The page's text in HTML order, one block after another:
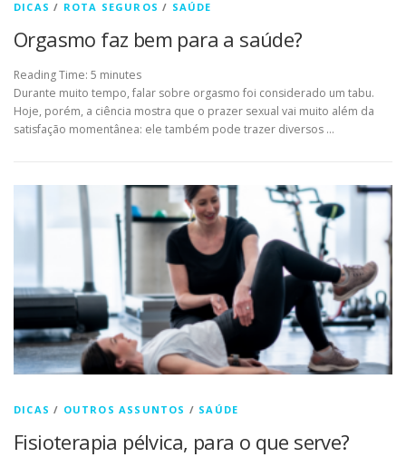
DICAS / ROTA SEGUROS / SAÚDE
Orgasmo faz bem para a saúde?
Reading Time: 5 minutes
Durante muito tempo, falar sobre orgasmo foi considerado um tabu.
Hoje, porém, a ciência mostra que o prazer sexual vai muito além da
satisfação momentânea: ele também pode trazer diversos …
DICAS / OUTROS ASSUNTOS / SAÚDE
Fisioterapia pélvica, para o que serve?